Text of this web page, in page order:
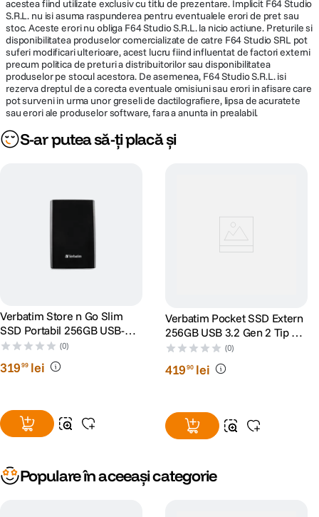
acestea fiind utilizate exclusiv cu titlu de prezentare. Implicit F64 Studio
S.R.L. nu isi asuma raspunderea pentru eventualele erori de pret sau
stoc. Aceste erori nu obliga F64 Studio S.R.L. la nicio actiune. Preturile si
disponibilitatea produselor comercializate de catre F64 Studio SRL pot
suferi modificari ulterioare, acest lucru fiind influentat de factori externi
precum politica de preturi a distribuitorilor sau disponibilitatea
produselor pe stocul acestora. De asemenea, F64 Studio S.R.L. isi
rezerva dreptul de a corecta eventuale omisiuni sau erori in afisare care
pot surveni in urma unor greseli de dactilografiere, lipsa de acuratete
sau erori ale produselor software, fara a anunta in prealabil.
S-ar putea să-ți placă și
Verbatim Store n Go Slim
SSD Portabil 256GB USB-C
Negru
(0)
31999 lei
Verbatim Pocket SSD Extern
256GB USB 3.2 Gen 2 Tip C
Negru/Portocaliu
(0)
41990 lei
Populare în aceeași categorie